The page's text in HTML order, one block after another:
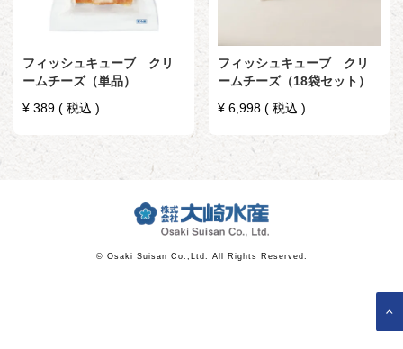
フィッシュキューブ クリ
ームチーズ（単品）
¥ 389 税込
フィッシュキューブ クリ
ームチーズ（18袋セット）
¥ 6,998 税込
© Osaki Suisan Co.,Ltd. All Rights Reserved.